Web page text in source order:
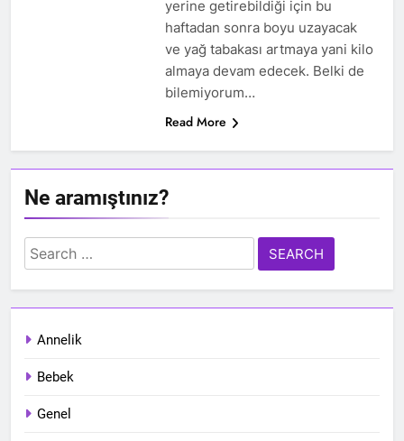
yerine getirebildiği için bu
haftadan sonra boyu uzayacak
ve yağ tabakası artmaya yani kilo
almaya devam edecek. Belki de
bilemiyorum…
Read More
Ne aramıştınız?
Search
for:
Annelik
Bebek
Genel